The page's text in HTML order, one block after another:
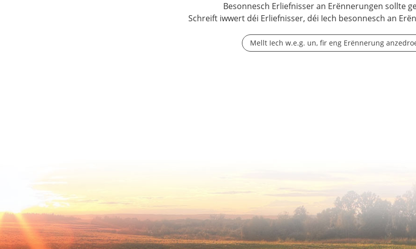
Besonnesch Erliefnisser an Erënnerungen sollte
Schreift iwwert déi Erliefnisser, déi Iech besonnesch an
Mellt Iech w.e.g. un, fir eng Erënnerung